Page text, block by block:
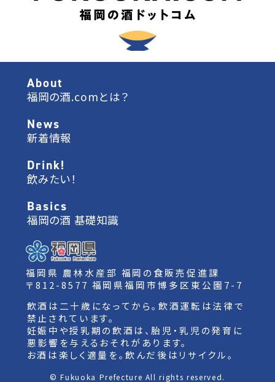
About
福岡の酒.comとは？
News
新着情報
Drink!
飲みたい！
Basics
福岡の酒 基礎知識
福岡県 農林水産部 福岡の食販売促進課
〒812-8577 福岡県福岡市博多区東公園7-7
飲酒は二十歳になってから。飲酒運転は法律で
禁止されています。
妊娠中や授乳期の飲酒は、胎児・乳児の発育に
悪影響を与えるおそれがあります。
お酒は楽しく適量を。飲んだ後はリサイクル。
© Fukuoka Prefecture All rights reserved.